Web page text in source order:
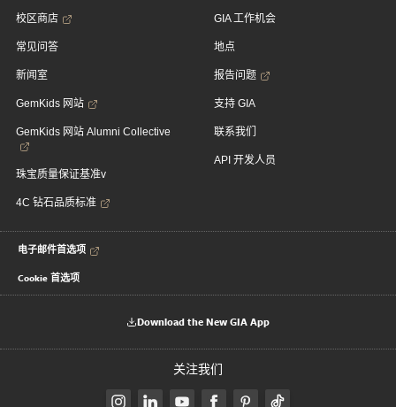
校区商店
常见问答
新闻室
GemKids 网站
GemKids 网站 Alumni Collective
珠宝质量保证基准v
4C 钻石品质标准
GIA 工作机会
地点
报告问题
支持 GIA
联系我们
API 开发人员
电子邮件首选项
Cookie 首选项
Download the New GIA App
关注我们